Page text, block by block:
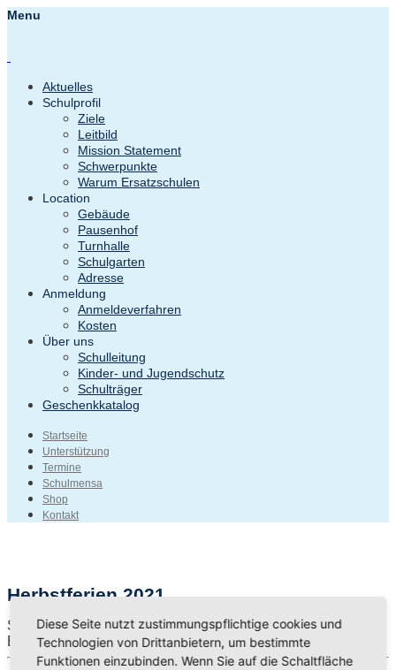
Menu
Aktuelles
Schulprofil
Ziele
Leitbild
Mission Statement
Schwerpunkte
Warum Ersatzschulen
Location
Gebäude
Pausenhof
Turnhalle
Schulgarten
Adresse
Anmeldung
Anmeldeverfahren
Kosten
Über uns
Schulleitung
Kinder- und Jugendschutz
Schulträger
Geschenkkatalog
Startseite
Unterstützung
Termine
Schulmensa
Shop
Kontakt
Herbstferien 2021
Startdatum:29. Okt. 2021
Enddatum:7. Nov. 2021
Diese Seite nutzt zustimmungspflichtige cookies und
Technologien von Drittanbietern, um bestimmte
Funktionen einzubinden. Wenn Sie auf die Schaltfläche